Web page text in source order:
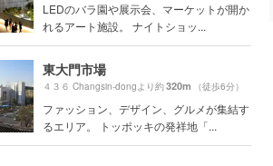
LEDのバラ園や展示会、マーケットが開か
れるアート施設。 ナイトショッ...
東大門市場
４３６ Changsin-dongより約320m （徒歩6分）
ファッション、デザイン、グルメが集結す
るエリア。 トッポッキの発祥地「...